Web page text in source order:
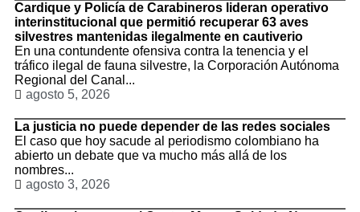
Cardique y Policía de Carabineros lideran operativo
interinstitucional que permitió recuperar 63 aves
silvestres mantenidas ilegalmente en cautiverio
En una contundente ofensiva contra la tenencia y el
tráfico ilegal de fauna silvestre, la Corporación Autónoma
Regional del Canal...
agosto 5, 2026
La justicia no puede depender de las redes sociales
El caso que hoy sacude al periodismo colombiano ha
abierto un debate que va mucho más allá de los
nombres...
agosto 3, 2026